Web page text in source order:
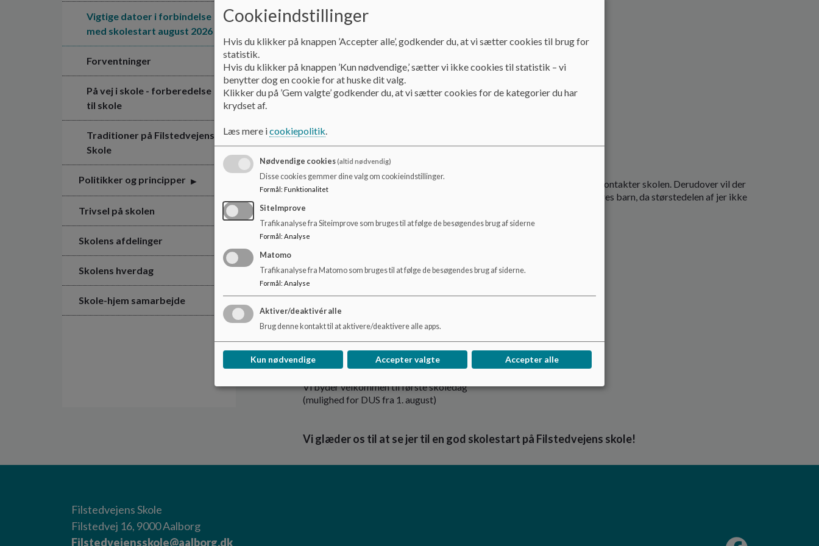
Vigtige datoer i forbindelse
med skolestart august 2026
Forventninger
På vej i skole - forberedelse
til skole
Traditioner på Filstedvejens
Skole
Politikker og principper
Trivsel på skolen
Skolens afdelinger
Skolens hverdag
Skole-hjem samarbejde
14. januar kl. 17.00 - 18.30
Informationsmøde for kommende skolestarters forældre
7. januar - 2. februar
I denne periode skal I foretage skoleindskrivning
Uge 17 - 18 - 19
Overleveringssamtaler mellem forældre, børnehaver og skole
(Ved behov. Dette aftales forældre og børnehave i mellem. Børnehaven kontakter skolen. Derudover vil der
blive tilsendt et spørgeskema til alle, hvor I kan dele relevant viden om jeres barn, da størstedelen af jer ikke
skal til overleveringssamtale)
Åbent hus - besøgsdag for børn og forældre
17. juni kl. 9.00 - 11.00
Børnene besøger skolen med deres børnehave
13. august kl. 8.30 - 11.30
Vi byder velkommen til første skoledag
(mulighed for DUS fra 1. august)
Vi glæder os til at se jer til en god skolestart på Filstedvejens skole!
Filstedvejens Skole
Filstedvej 16, 9000 Aalborg
Filstedvejensskole@aalborg.dk
Cookieindstillinger
Hvis du klikker på knappen ’Accepter alle’, godkender du, at vi sætter cookies til brug for
statistik.
Hvis du klikker på knappen ’Kun nødvendige,’ sætter vi ikke cookies til statistik – vi
benytter dog en cookie for at huske dit valg.
Klikker du på ’Gem valgte’ godkender du, at vi sætter cookies for de kategorier du har
krydset af.
Læs mere icookiepolitik.
Nødvendige cookies(altid nødvendig)
Disse cookies gemmer dine valg om cookieindstillinger.
Formål : Funktionalitet
SiteImprove
Trafikanalyse fra Siteimprove som bruges til at følge de besøgendes brug af siderne
Formål : Analyse
Matomo
Trafikanalyse fra Matomo som bruges til at følge de besøgendes brug af siderne.
Formål: Analyse
Aktiver/deaktivér alle
Brug denne kontakt til at aktivere/deaktivere alle apps.
Kun nødvendige Accepter valgte Accepter alle